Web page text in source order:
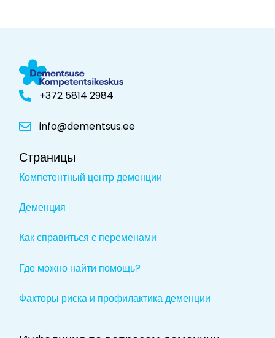
+372 5814 2984
info@dementsus.ee
Страницы
Компетентный центр деменции
Деменция
Как справиться с переменами
Где можно найти помощь?
Факторы риска и профилактика деменции